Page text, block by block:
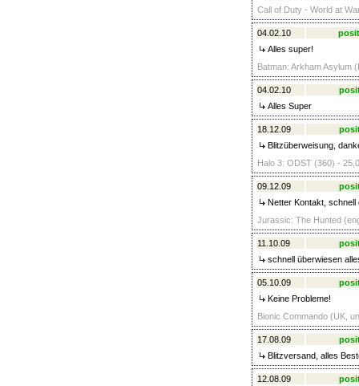
Call of Duty - World at
04.02.10
Alles super!
Batman: Arkham Asylum
04.02.10
Alles Super
18.12.09
Blitzüberweisung,
Halo 3: ODST (360) -
09.12.09
Netter Kontakt, schnell
Jurassic: The Hunted
11.10.09
schnell überwiesen
05.10.09
Keine Probleme!
Bionic Commando (UK,
17.08.09
Blitzversand, alles
12.08.09